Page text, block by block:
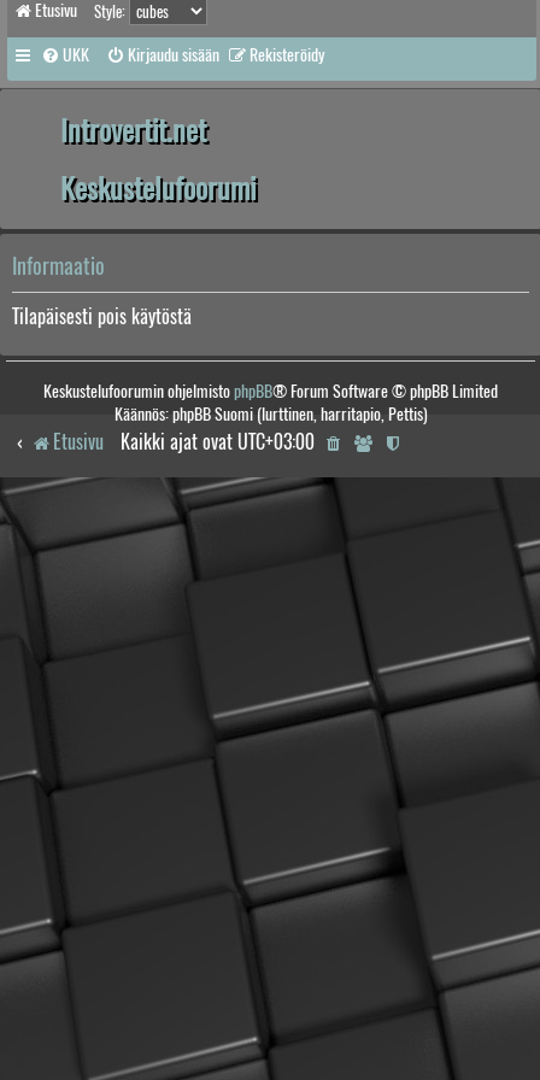
Etusivu Style:
UKK Kirjaudu sisään Rekisteröidy
Introvertit.net
Keskustelufoorumi
Informaatio
Tilapäisesti pois käytöstä
Keskustelufoorumin ohjelmistophpBB® Forum Software © phpBB Limited
Käännös: phpBB Suomi (lurttinen, harritapio, Pettis)
Etusivu Kaikki ajat ovat UTC+03:00